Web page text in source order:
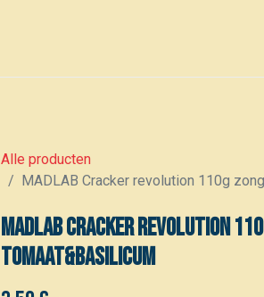
Alle producten
MADLAB Cracker revolution 110g
MADLAB Cracker revolution
tomaat&basilicum